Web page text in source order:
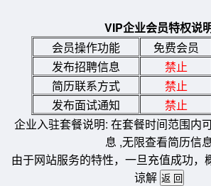
VIP企业会员特权说
会员操作功能
免费会员
发布招聘信息
禁止
简历联系方式
禁止
发布面试通知
禁止
企业入驻套餐说明: 在套餐时间范围内
息 ,无限查看简历信
由于网站服务的特性，一旦充值成功，
谅解